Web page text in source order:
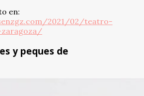
en:
2021/02/teatro-
y peques de